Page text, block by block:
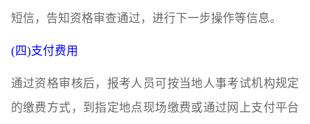
短信，告知资格审查通过，进行下一步操作等信息。
(四)支付费用
通过资格审核后，报考人员可按当地人事考试机构规定
的缴费方式，到指定地点现场缴费或通过网上支付平台